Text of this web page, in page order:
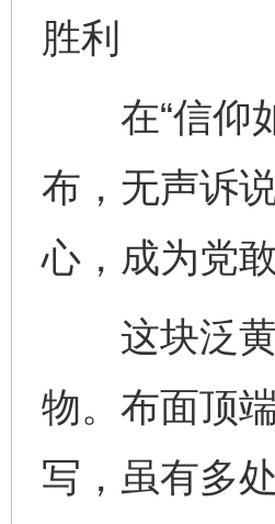
胜利
在“信仰如
布，无声诉
心，成为党
这块泛黄
物。布面顶
写，虽有多